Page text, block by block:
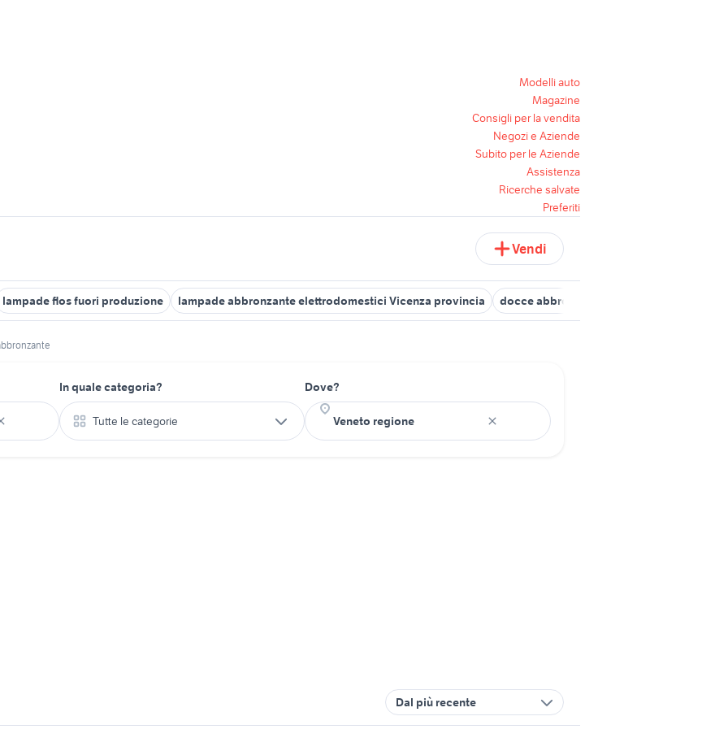
Modelli auto
Magazine
Consigli per la vendita
Negozi e Aziende
Subito per le Aziende
Assistenza
Ricerche salvate
Preferiti
Vendi
lampade flos fuori produzione lampade abbronzante elettrodomestici Vicenza provincia docce abbronzanti elettrodomestici
In quale categoria?
Tutte le categorie
Dove?
Dal più recente